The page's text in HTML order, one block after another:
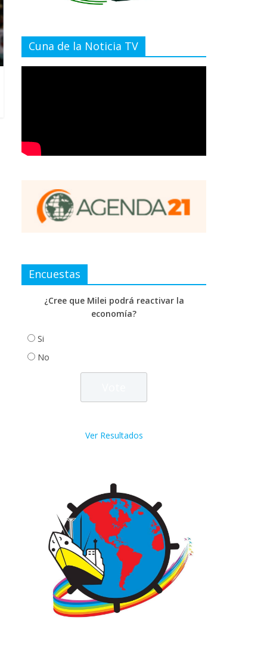
Cuna de la Noticia TV
Encuestas
¿Cree que Milei podrá reactivar la
economía?
Si
No
Ver Resultados